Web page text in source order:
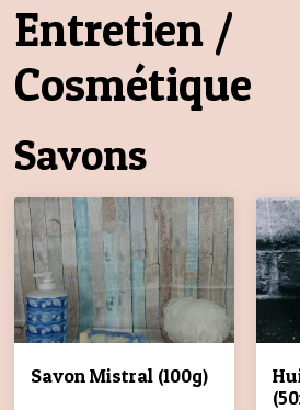
Entretien /
Cosmétique
Savons
Savon Mistral (100g)